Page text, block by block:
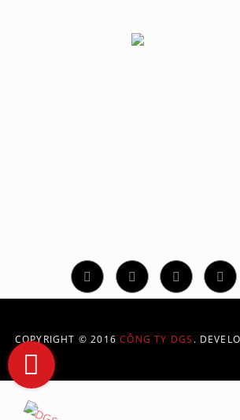
COPYRIGHT © 2016CÔNG TY DGS .